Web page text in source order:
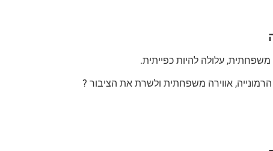
עלולה להיות כפייתית.
הרמונייה, אווירה משפחתית ולשרת את הציבור ?